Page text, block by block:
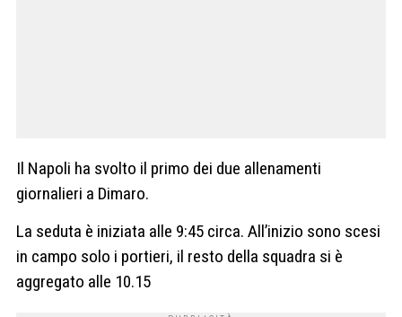
Il Napoli ha svolto il primo dei due allenamenti
giornalieri a Dimaro.
La seduta è iniziata alle 9:45 circa. All’inizio sono scesi
in campo solo i portieri, il resto della squadra si è
aggregato alle 10.15